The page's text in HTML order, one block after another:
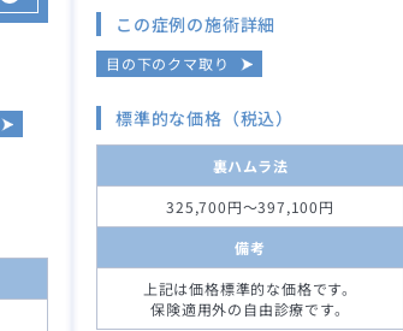
この症例の施術詳細
目の下のクマ取り
標準的な価格（税込）
裏ハムラ法
325,700円～397,100円
備考
上記は価格標準的な価格です。
保険適用外の自由診療です。